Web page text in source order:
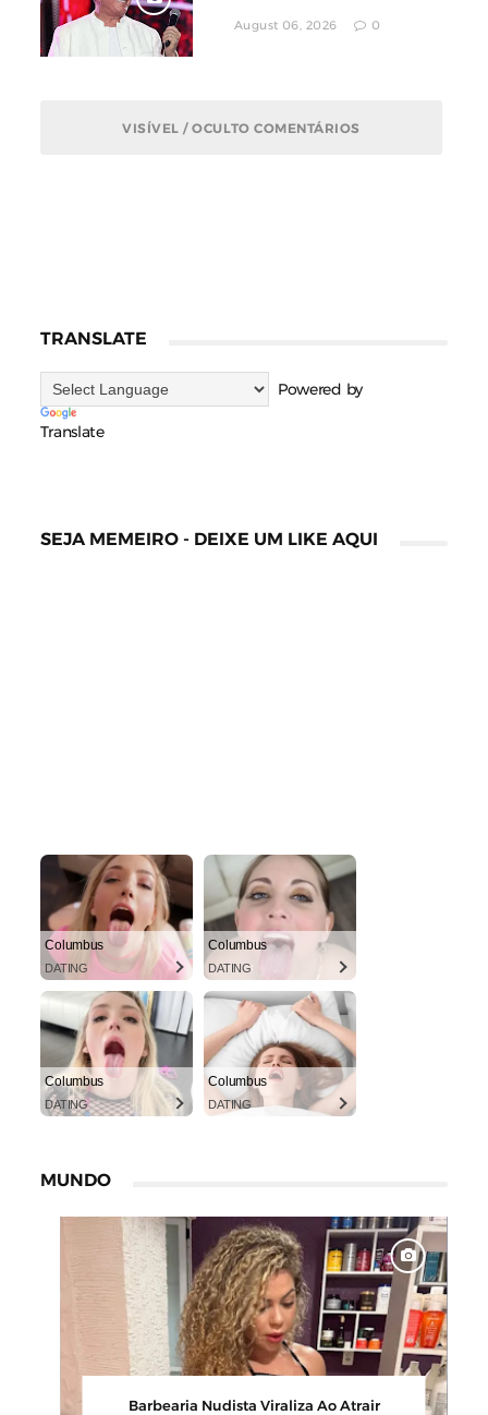
August 06, 2026 0
VISÍVEL / OCULTO COMENTÁRIOS
TRANSLATE
Powered by
Translate
SEJA MEMEIRO - DEIXE UM LIKE AQUI
Columbus
DATING
Columbus
DATING
Columbus
DATING
Columbus
DATING
MUNDO
Barbearia Nudista Viraliza Ao Atrair